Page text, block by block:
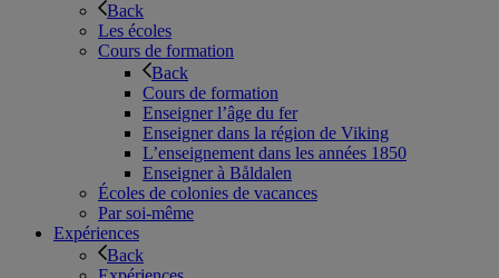
Back
Les écoles
Cours de formation
Back
Cours de formation
Enseigner l’âge du fer
Enseigner dans la région de Viking
L’enseignement dans les années 1850
Enseigner à Båldalen
Écoles de colonies de vacances
Par soi-même
Expériences
Back